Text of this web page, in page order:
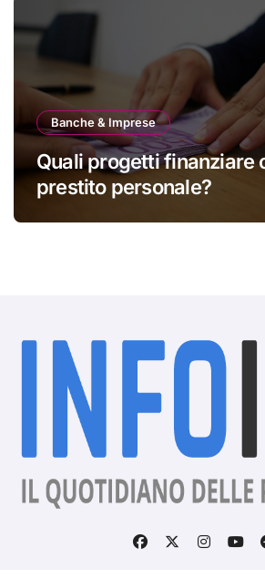
Banche & Imprese
Quali progetti finanziare
prestito personale?